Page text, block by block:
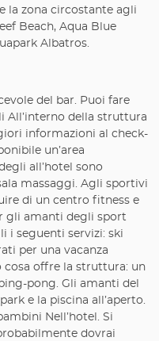
la zona circostante agli
Beach, Aqua Blue
Albatros.
del bar. Puoi fare
All’interno della struttura
informazioni al check-
un’area
all’hotel sono
massaggi. Agli sportivi
di un centro fitness e
gli amanti degli sport
i seguenti servizi: ski
per una vacanza
cosa offre la struttura: un
pong. Gli amanti del
e la piscina all’aperto.
Nell’hotel. Si
dovrai